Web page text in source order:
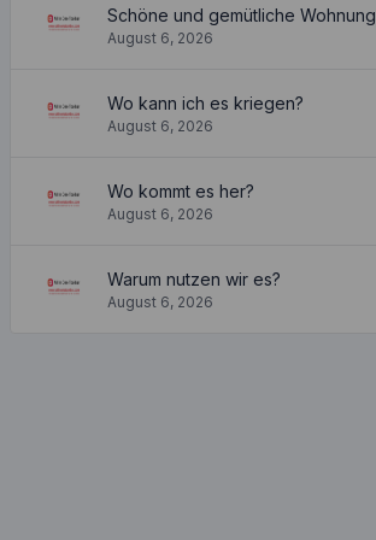
Schöne und gemütliche Wohnung
August 6, 2026
Wo kann ich es kriegen?
August 6, 2026
Wo kommt es her?
August 6, 2026
Warum nutzen wir es?
August 6, 2026